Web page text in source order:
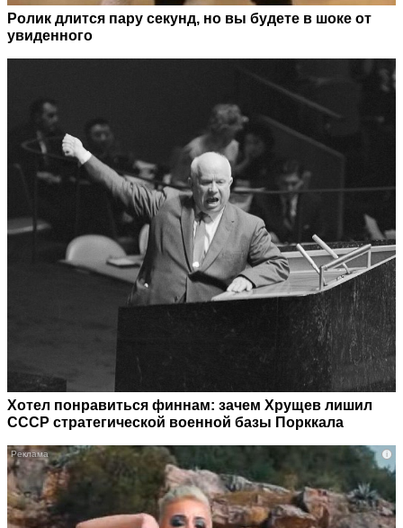
Ролик длится пару секунд, но вы будете в шоке от
увиденного
Хотел понравиться финнам: зачем Хрущев лишил
СССР стратегической военной базы Порккала
i